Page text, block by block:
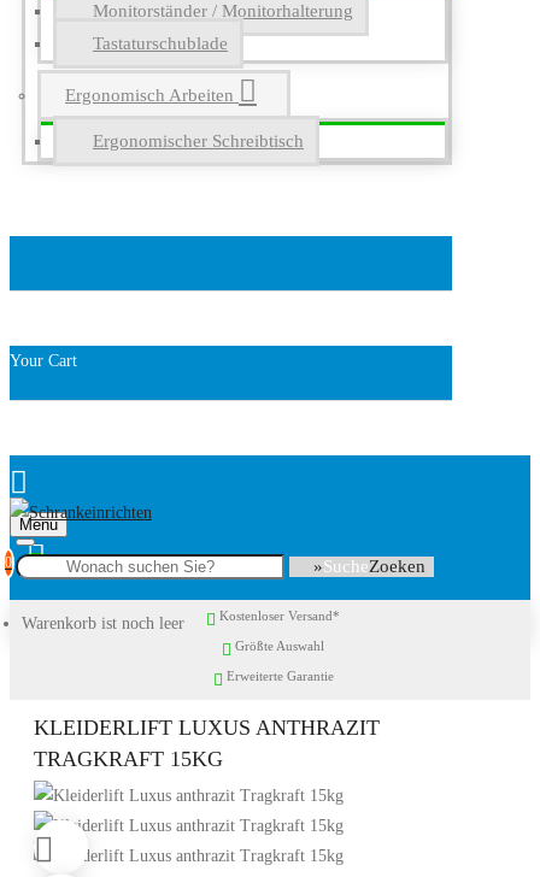
Monitorständer / Monitorhalterung
Tastaturschublade
Ergonomisch Arbeiten
Ergonomischer Schreibtisch
Your Cart
Menu
0
Warenkorb ist noch leer
Suche
Kostenloser Versand*
Größte Auswahl
Erweiterte Garantie
KLEIDERLIFT LUXUS ANTHRAZIT
TRAGKRAFT 15KG